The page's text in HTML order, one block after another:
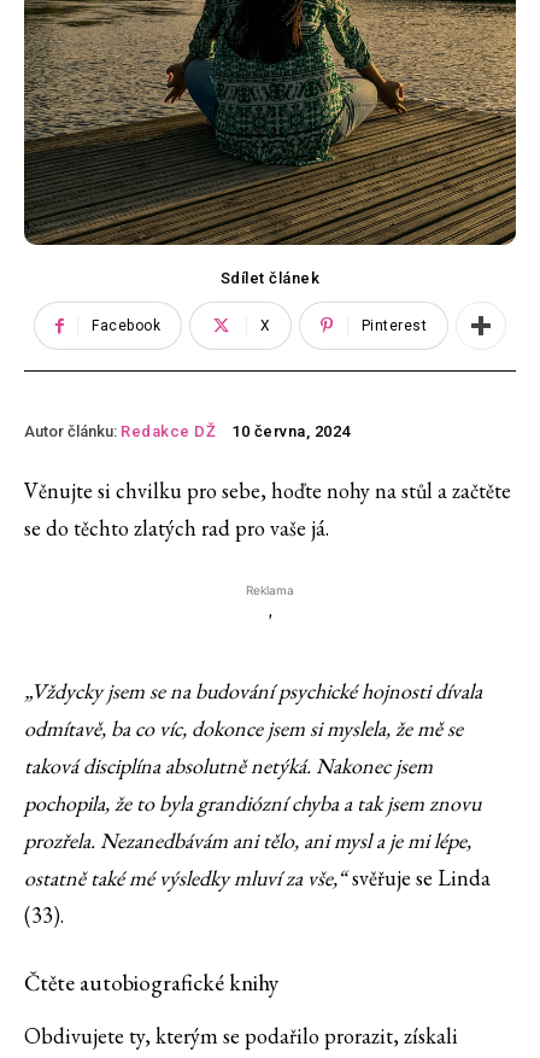
Sdílet článek
Facebook X Pinterest
Autor článku: Redakce DŽ 10 června, 2024
Věnujte si chvilku pro sebe, hoďte nohy na stůl a začtěte
se do těchto zlatých rad pro vaše já.
Reklama
'
„Vždycky jsem se na budování psychické hojnosti dívala
odmítavě, ba co víc, dokonce jsem si myslela, že mě se
taková disciplína absolutně netýká. Nakonec jsem
pochopila, že to byla grandiózní chyba a tak jsem znovu
prozřela. Nezanedbávám ani tělo, ani mysl a je mi lépe,
ostatně také mé výsledky mluví za vše,“svěřuje se Linda
(33).
Čtěte autobiografické knihy
Obdivujete ty, kterým se podařilo prorazit, získali